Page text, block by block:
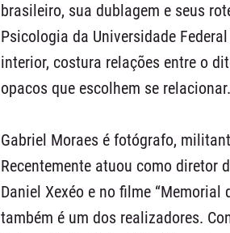
brasileiro, sua dublagem e seus
Psicologia da Universidade
interior, costura relações entre o
opacos que escolhem se relacionar.
Gabriel Moraes é fotógrafo,
Recentemente atuou como diretor
Daniel Xexéo e no filme “Memorial
também é um dos realizadores.